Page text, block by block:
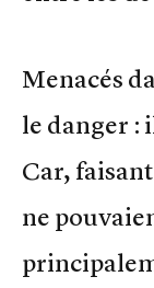
Menacés
le danger :
Car,
ne